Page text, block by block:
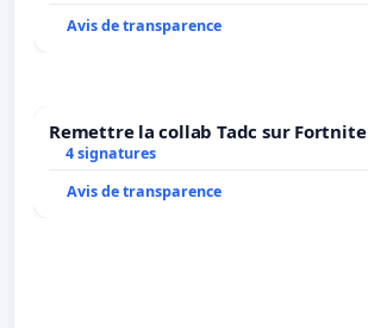
Avis de transparence
Remettre la collab Tadc sur Fortnite
4 signatures
Avis de transparence